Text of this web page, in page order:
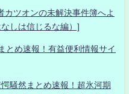
カツオンの未解決事件簿へよ
しは信じるな編）]
め速報！有益便利情報サイ
騒然まとめ速報！超氷河期